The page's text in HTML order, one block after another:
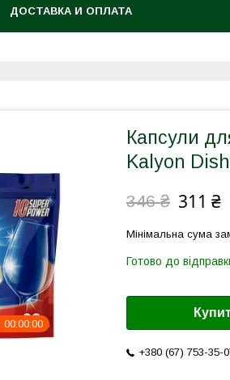
ДОСТАВКА И ОПЛАТА
00 00 00
Капсули
Kalyon
346 ₴ 311 ₴
Мінімальна сума
Готово до
+380 (67) 753-35-